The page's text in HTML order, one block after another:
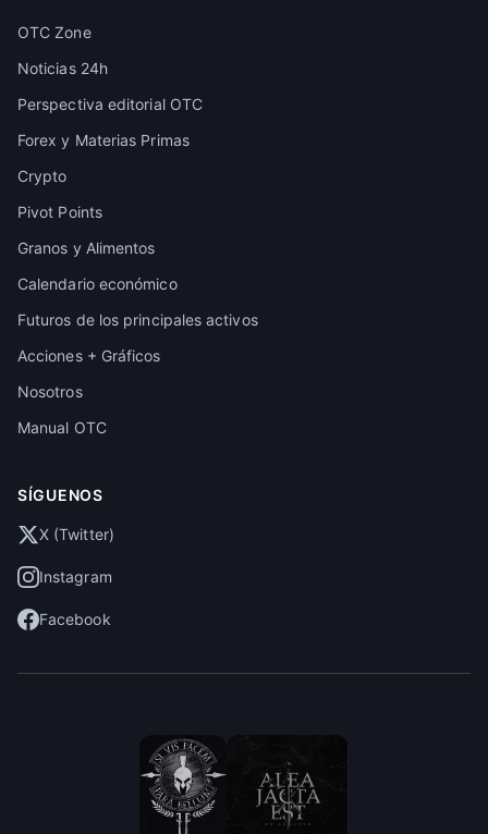
OTC Zone
Noticias 24h
Perspectiva editorial OTC
Forex y Materias Primas
Crypto
Pivot Points
Granos y Alimentos
Calendario económico
Futuros de los principales activos
Acciones + Gráficos
Nosotros
Manual OTC
SÍGUENOS
X (Twitter)
Instagram
Facebook